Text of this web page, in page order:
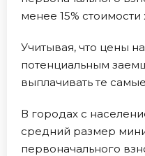
менее 15% стоимости
Учитывая, что цены
потенциальным
выплачивать те самые
В городах с
средний размер
первоначального